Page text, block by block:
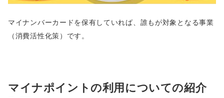
マイナンバーカードを保有していれば、誰もが対象となる事業
（消費活性化策）です。
マイナポイントの利用についての紹介